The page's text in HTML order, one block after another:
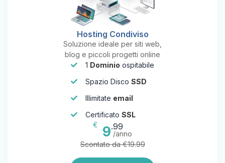
Hosting Condiviso
Soluzione ideale per siti web,
blog e piccoli progetti online
1 Dominio ospitabile
Spazio Disco SSD
Illimitate email
Certificato SSL
€
9.99
/anno
Scontato da €19.99